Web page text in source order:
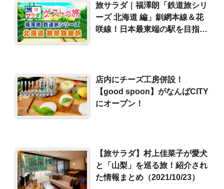
旅サラダ｜福澤朗「鉄道旅シリ
ーズ 北海道 編」釧網本線＆花
咲線！日本最東端の駅を目指す
店内にチーズ工房併設！
【good spoon】がなんばCITY
にオープン！
【旅サラダ】村上佳菜子が愛犬
と「山梨」を巡る旅！紹介され
た情報まとめ（2021/10/23）